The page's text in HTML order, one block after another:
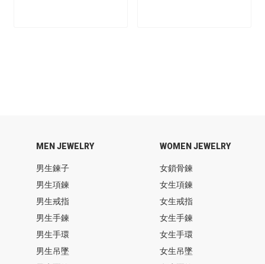
MEN JEWELRY
男生鍊子
男生項鍊
男生戒指
男生手鍊
男生手環
男生吊墜
WOMEN JEWELRY
女鎖骨鍊
女生項鍊
女生戒指
女生手鍊
女生手環
女生吊墜